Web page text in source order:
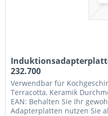
232.700
Verwendbar für
Terracotta, Keramik
EAN: Behalten Sie Ihr
Adapterplatten nutzen Sie